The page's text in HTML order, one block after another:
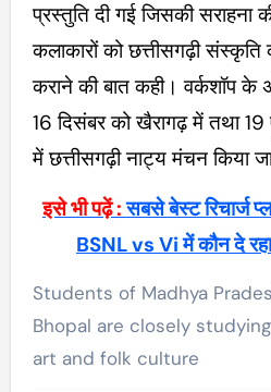
प्रस्तुति दी गई जिसकी
कलाकारों को छत्तीसगढ़ी
कराने की बात कही। वर्कशॉप के
16 दिसंबर को खैरागढ़ में तथा 19
में छत्तीसगढ़ी नाट्य मंचन किया
इसे भी पढ़ें :सबसे बेस्ट रिचार्ज
BSNL vs Vi में कौन दे
Students of Madhya
Bhopal are closely
art and folk culture